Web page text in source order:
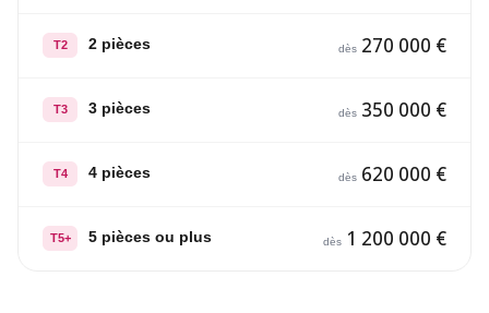
T2 2 pièces dès 270 000 €
T3 3 pièces dès 350 000 €
T4 4 pièces dès 620 000 €
T5+ 5 pièces ou plus dès 1 200 000 €